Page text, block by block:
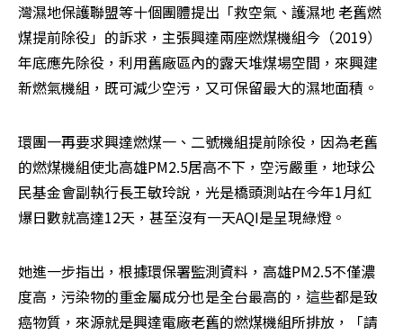
灣濕地保護聯盟等十個團體提出「救空氣、護濕地 老舊燃
煤提前除役」的訴求，主張興達兩座燃煤機組今（2019）
年底應先除役，利用舊廠區內的露天堆煤場空間，來興建
新燃氣機組，既可減少空污，又可保留最大的濕地面積。
環團一再要求興達燃煤一、二號機組提前除役，因為老舊
的燃煤機組使北高雄PM2.5居高不下，空污嚴重，地球公
民基金會副執行長王敏玲說，光是橋頭測站在今年1月紅
爆日數就高達12天，甚至沒有一天AQI是呈現綠燈。
她進一步指出，根據環保署監測資料，高雄PM2.5不僅濃
度高，污染物的重金屬成分也是全台最高的，這些都是致
癌物質，來源就是興達電廠老舊的燃煤機組所排放，「請